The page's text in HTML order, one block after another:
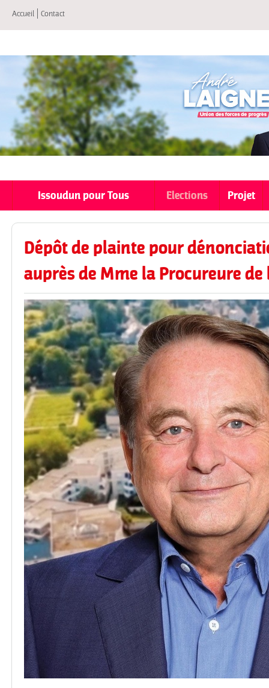
Accueil Contact
Issoudun pour Tous Elections Projet
Dépôt de plainte pour
auprès de Mme la Procureure